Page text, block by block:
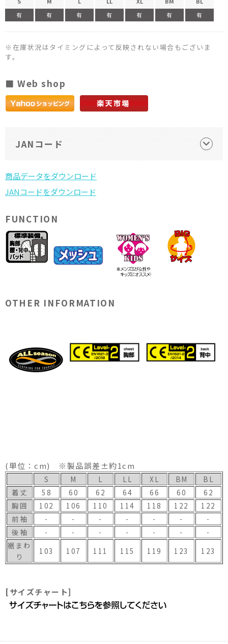
有
有
有
有
有
有
有
※在庫状況はタイミングによって反映されない場合もございま
す。
■ Web shop
JANコード
FUNCTION
OTHER INFORMATION
(単位：cm) ※製品誤差±約1cm
S M L LL XL BM
BL
着丈
58 60 62 64 66 60
62
胸囲
102 106 110 114 118 122
122
前袖
- - - - - -
-
後袖
- - - - - -
-
裾まわ
り
103 107 111 115 119 123 123
[サイズチャート]